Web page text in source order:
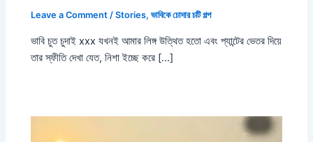
Leave a Comment /Stories,ভাবিকে চোদার চটি গল্প
ভাবি চুত চুদাই xxx যখনই আমার লিঙ্গ উত্থিত হতো এবং প্যান্টের ভেতর দিয়ে
তার স্ফীতি দেখা যেত, নিশা ইচ্ছে করে […]